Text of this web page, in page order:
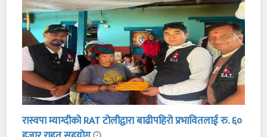
रास्वपा म्याग्दीको RAT टोलीद्वारा बाढीपहिरो प्रभावितलाई रु. ६०